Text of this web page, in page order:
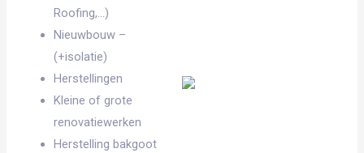
Roofing,…)
Nieuwbouw –
(+isolatie)
Herstellingen
Kleine of grote
renovatiewerken
Herstelling bakgoot